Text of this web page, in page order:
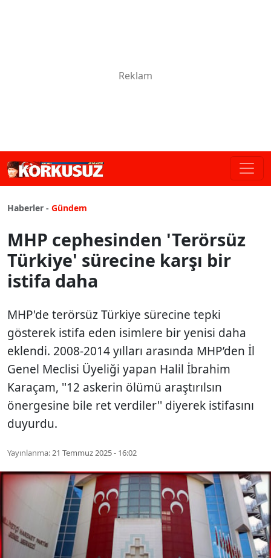
Haberler - Gündem
MHP cephesinden 'Terörsüz
Türkiye' sürecine karşı bir
istifa daha
MHP'de terörsüz Türkiye sürecine tepki
gösterek istifa eden isimlere bir yenisi daha
eklendi. 2008-2014 yılları arasında MHP’den İl
Genel Meclisi Üyeliği yapan Halil İbrahim
Karaçam, ''12 askerin ölümü araştırılsın
önergesine bile ret verdiler'' diyerek istifasını
duyurdu.
Yayınlanma:21 Temmuz 2025 - 16:02